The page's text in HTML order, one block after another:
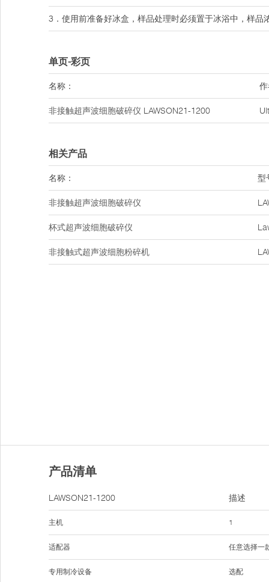
3．使用前准备好冰盒，样品处理时必须置于冰浴中，样品
单页-彩页
名称：
非接触超声波细胞破碎仪 LAWSON21-1200
相关产品
名称： 型
非接触超声波细胞破碎仪
杯式超声波细胞破碎仪
非接触式超声波细胞粉碎机
产品清单
LAWSON21-1200
主机
适配器
专用制冷设备
描述
1
任意选择一
选配